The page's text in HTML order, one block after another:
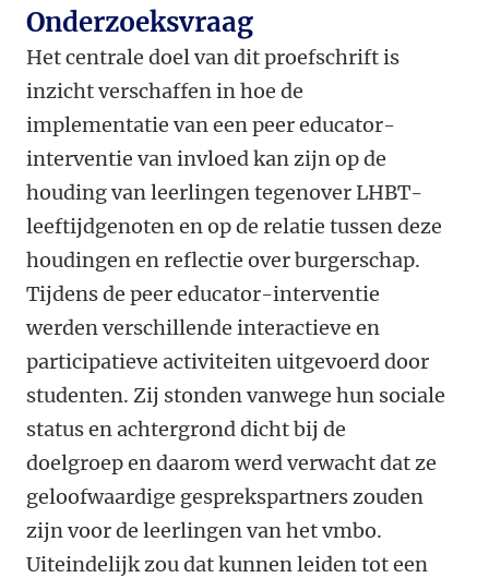
Onderzoeksvraag
Het centrale doel van dit proefschrift is
inzicht verschaffen in hoe de
implementatie van een peer educator-
interventie van invloed kan zijn op de
houding van leerlingen tegenover LHBT-
leeftijdgenoten en op de relatie tussen deze
houdingen en reflectie over burgerschap.
Tijdens de peer educator-interventie
werden verschillende interactieve en
participatieve activiteiten uitgevoerd door
studenten. Zij stonden vanwege hun sociale
status en achtergrond dicht bij de
doelgroep en daarom werd verwacht dat ze
geloofwaardige gesprekspartners zouden
zijn voor de leerlingen van het vmbo.
Uiteindelijk zou dat kunnen leiden tot een